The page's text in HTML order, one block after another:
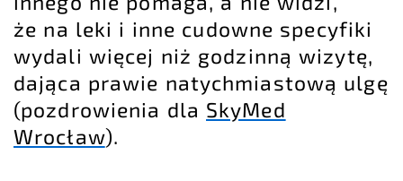
że na leki i inne cudowne specyfiki
wydali więcej niż godzinną wizytę,
dająca prawie natychmiastową ulgę
(pozdrowienia dla SkyMed
Wrocław).